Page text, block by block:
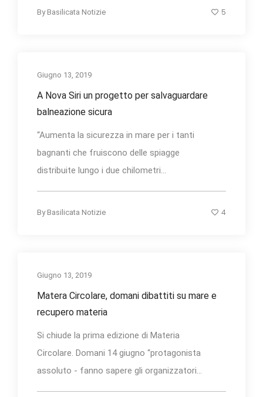
By Basilicata Notizie 5
Giugno 13, 2019
A Nova Siri un progetto per salvaguardare
balneazione sicura
“Aumenta la sicurezza in mare per i tanti
bagnanti che fruiscono delle spiagge
distribuite lungo i due chilometri...
By Basilicata Notizie 4
Giugno 13, 2019
Matera Circolare, domani dibattiti su mare e
recupero materia
Si chiude la prima edizione di Materia
Circolare. Domani 14 giugno “protagonista
assoluto - fanno sapere gli organizzatori...